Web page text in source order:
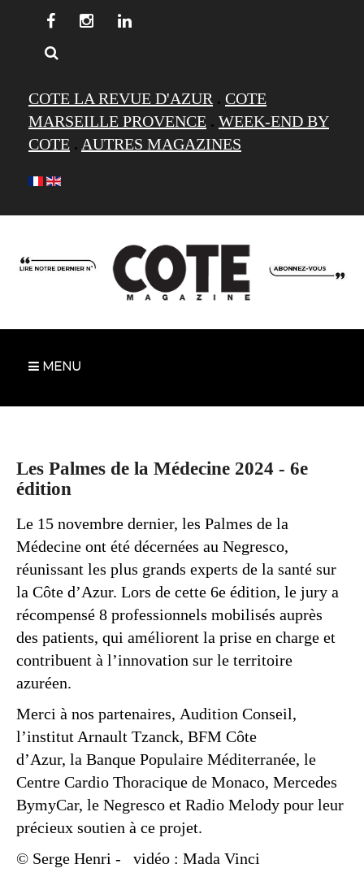
COTE LA REVUE D'AZUR . COTE
MARSEILLE PROVENCE . WEEK-END BY
COTE . AUTRES MAGAZINES
MENU
Les Palmes de la Médecine 2024 - 6e
édition
Le 15 novembre dernier, les Palmes de la
Médecine ont été décernées au Negresco,
réunissant les plus grands experts de la santé sur
la Côte d’Azur. Lors de cette 6e édition, le jury a
récompensé 8 professionnels mobilisés auprès
des patients, qui améliorent la prise en charge et
contribuent à l’innovation sur le territoire
azuréen.
Merci à nos partenaires, Audition Conseil,
l’institut Arnault Tzanck, BFM Côte
d’Azur, la Banque Populaire Méditerranée, le
Centre Cardio Thoracique de Monaco, Mercedes
BymyCar, le Negresco et Radio Melody pour leur
précieux soutien à ce projet.
© Serge Henri - vidéo : Mada Vinci